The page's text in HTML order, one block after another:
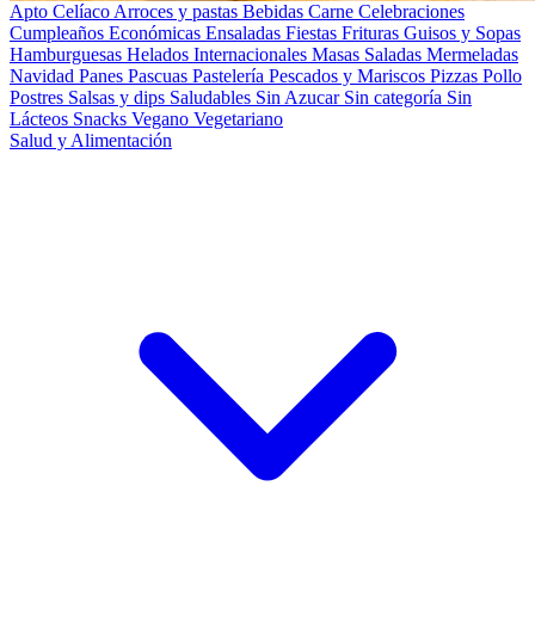
Apto Celíaco Arroces y pastas Bebidas Carne Celebraciones
Cumpleaños Económicas Ensaladas Fiestas Frituras Guisos y Sopas
Hamburguesas Helados Internacionales Masas Saladas Mermeladas
Navidad Panes Pascuas Pastelería Pescados y Mariscos Pizzas Pollo
Postres Salsas y dips Saludables Sin Azucar Sin categoría Sin
Lácteos Snacks Vegano Vegetariano
Salud y Alimentación